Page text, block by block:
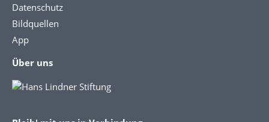
Datenschutz
Bildquellen
App
Über uns